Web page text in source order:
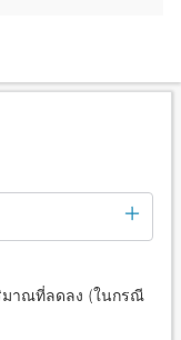
มาณที่ลดลง (ในกรณี